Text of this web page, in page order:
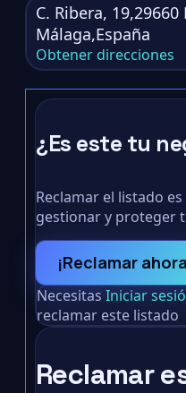
C. Ribera,
Málaga,España
Obtener direcciones
¿Es este tu
Reclamar el listado
gestionar y proteger
¡Reclamar
Necesitas Iniciar
reclamar este listado
Reclamar